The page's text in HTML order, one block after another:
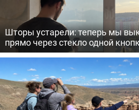
Шторы устарели: теперь мы
прямо через стекло одной